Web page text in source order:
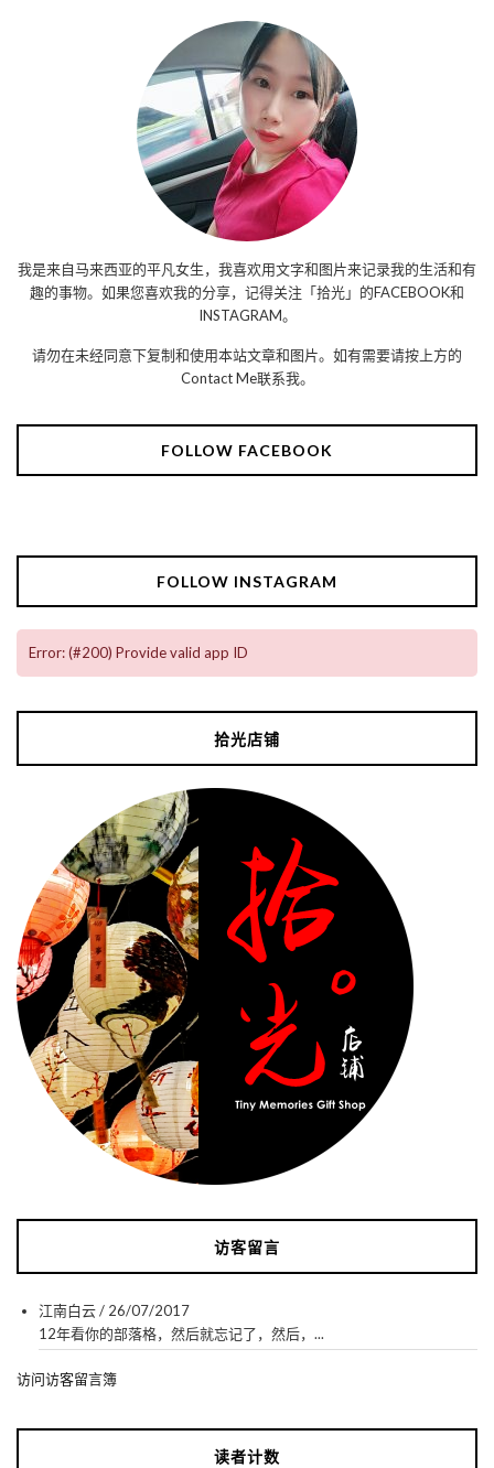
我是来自马来西亚的平凡女生，我喜欢用文字和图片来记录我的生活和有
趣的事物。如果您喜欢我的分享，记得关注「拾光」的FACEBOOK和
INSTAGRAM。
请勿在未经同意下复制和使用本站文章和图片。如有需要请按上方的
Contact Me联系我。
FOLLOW FACEBOOK
FOLLOW INSTAGRAM
Error: (#200) Provide valid app ID
拾光店铺
访客留言
江南白云/ 26/07/2017
12年看你的部落格，然后就忘记了，然后，...
访问访客留言簿
读者计数